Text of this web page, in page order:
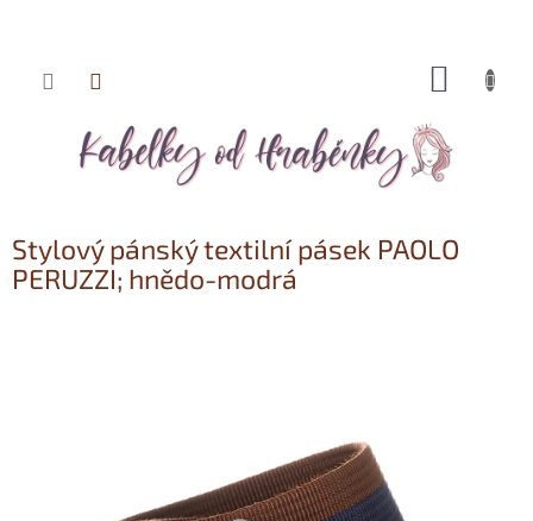
Přejít
Stylový pánský textilní pásek PAOLO
PERUZZI; hnědo-modrá